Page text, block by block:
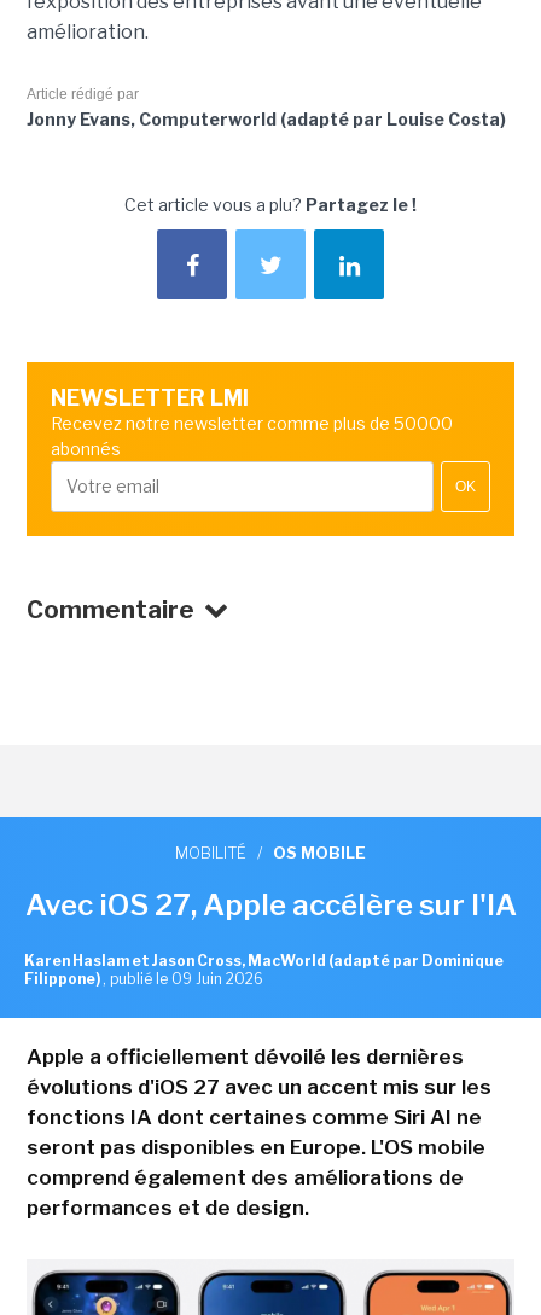
amélioration.
Article rédigé par
Jonny Evans, Computerworld (adapté par Louise Costa)
Cet article vous a plu? Partagez le !
NEWSLETTER LMI
Recevez notre newsletter comme plus de 50000
abonnés
OK
Commentaire
MOBILITÉ / OS MOBILE
Avec iOS 27, Apple accélère sur l'IA
Karen Haslam et Jason Cross, MacWorld (adapté par Dominique
Filippone) , publié le 09 Juin 2026
Apple a officiellement dévoilé les dernières
évolutions d'iOS 27 avec un accent mis sur les
fonctions IA dont certaines comme Siri AI ne
seront pas disponibles en Europe. L'OS mobile
comprend également des améliorations de
performances et de design.